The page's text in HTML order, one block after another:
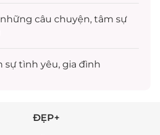
câu chuyện, tâm sự
sự tình yêu, gia đình
ĐẸP+